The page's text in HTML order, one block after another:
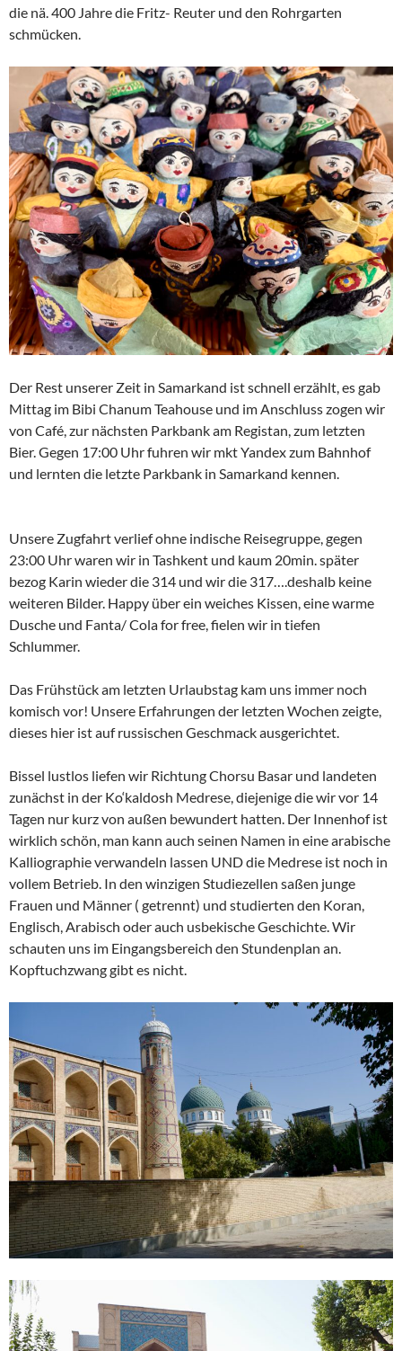
die nä. 400 Jahre die Fritz- Reuter und den Rohrgarten
schmücken.
Der Rest unserer Zeit in Samarkand ist schnell erzählt, es gab
Mittag im Bibi Chanum Teahouse und im Anschluss zogen wir
von Café, zur nächsten Parkbank am Registan, zum letzten
Bier. Gegen 17:00 Uhr fuhren wir mkt Yandex zum Bahnhof
und lernten die letzte Parkbank in Samarkand kennen.
Unsere Zugfahrt verlief ohne indische Reisegruppe, gegen
23:00 Uhr waren wir in Tashkent und kaum 20min. später
bezog Karin wieder die 314 und wir die 317….deshalb keine
weiteren Bilder. Happy über ein weiches Kissen, eine warme
Dusche und Fanta/ Cola for free, fielen wir in tiefen
Schlummer.
Das Frühstück am letzten Urlaubstag kam uns immer noch
komisch vor! Unsere Erfahrungen der letzten Wochen zeigte,
dieses hier ist auf russischen Geschmack ausgerichtet.
Bissel lustlos liefen wir Richtung Chorsu Basar und landeten
zunächst in der Ko‘kaldosh Medrese, diejenige die wir vor 14
Tagen nur kurz von außen bewundert hatten. Der Innenhof ist
wirklich schön, man kann auch seinen Namen in eine arabische
Kalliographie verwandeln lassen UND die Medrese ist noch in
vollem Betrieb. In den winzigen Studiezellen saßen junge
Frauen und Männer ( getrennt) und studierten den Koran,
Englisch, Arabisch oder auch usbekische Geschichte. Wir
schauten uns im Eingangsbereich den Stundenplan an.
Kopftuchzwang gibt es nicht.